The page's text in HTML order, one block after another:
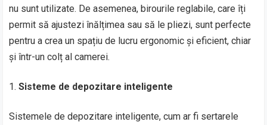
nu sunt utilizate. De asemenea, birourile reglabile, care îți
permit să ajustezi înălțimea sau să le pliezi, sunt perfecte
pentru a crea un spațiu de lucru ergonomic și eficient, chiar
și într-un colț al camerei.
Sisteme de depozitare inteligente
Sistemele de depozitare inteligente, cum ar fi sertarele